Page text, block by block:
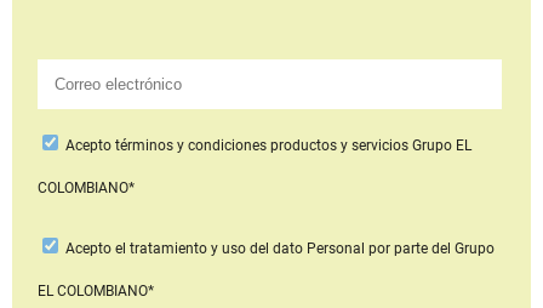
Aceptotérminos y condiciones productos y serviciosGrupo EL
COLOMBIANO*
Acepto el tratamiento y uso del dato Personal por parte del Grupo
EL COLOMBIANO*